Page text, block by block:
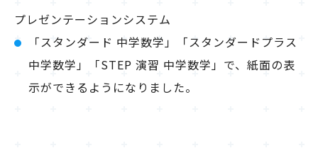
プレゼンテーションシステム
「スタンダード 中学数学」「スタンダードプラス
中学数学」「STEP 演習 中学数学」で、紙面の表
示ができるようになりました。